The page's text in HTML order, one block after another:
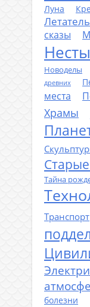
Луна
сказы
Новоделы
древних
места
Храмы
Тайна
Транспорт
болезни